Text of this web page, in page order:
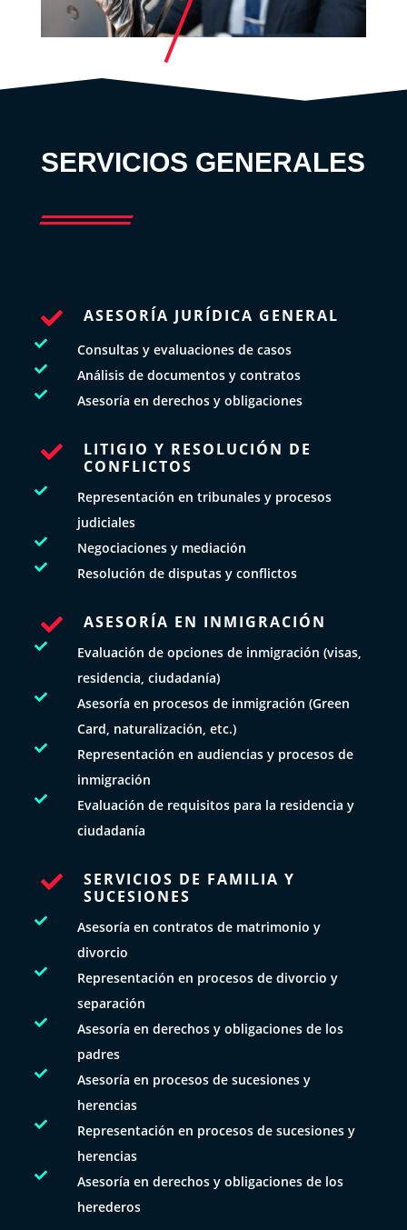
SERVICIOS GENERALES
 ASESORÍA JURÍDICA GENERAL
 Consultas y evaluaciones de casos
 Análisis de documentos y contratos
 Asesoría en derechos y obligaciones

LITIGIO Y RESOLUCIÓN DE
CONFLICTOS

Representación en tribunales y procesos
judiciales
 Negociaciones y mediación
 Resolución de disputas y conflictos
 ASESORÍA EN INMIGRACIÓN

Evaluación de opciones de inmigración (visas,
residencia, ciudadanía)

Asesoría en procesos de inmigración (Green
Card, naturalización, etc.)

Representación en audiencias y procesos de
inmigración

Evaluación de requisitos para la residencia y
ciudadanía

SERVICIOS DE FAMILIA Y
SUCESIONES

Asesoría en contratos de matrimonio y
divorcio

Representación en procesos de divorcio y
separación

Asesoría en derechos y obligaciones de los
padres

Asesoría en procesos de sucesiones y
herencias

Representación en procesos de sucesiones y
herencias

Asesoría en derechos y obligaciones de los
herederos